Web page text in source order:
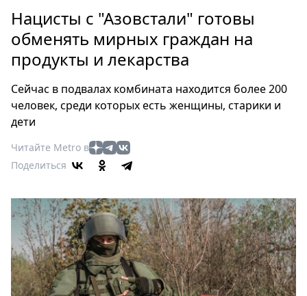
Россия
Мир
Здоровье
Туризм
Мода
Кино
Афиша
Выставки
Пресс-
релизы
О
Metro
Нацисты с "Азовстали" готовы
обменять мирных граждан на
продукты и лекарства
Сейчас в подвалах комбината находится более 200
человек, среди которых есть женщины, старики и
дети
Читайте Metro в
Поделиться